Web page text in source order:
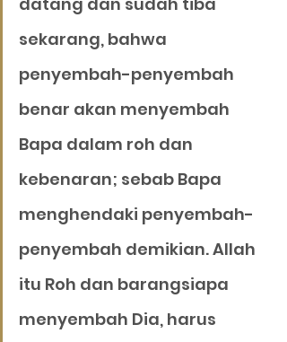
sekarang, bahwa
penyembah-penyembah
benar akan menyembah
Bapa dalam roh dan
kebenaran; sebab Bapa
menghendaki penyembah-
penyembah demikian. Allah
itu Roh dan barangsiapa
menyembah Dia, harus